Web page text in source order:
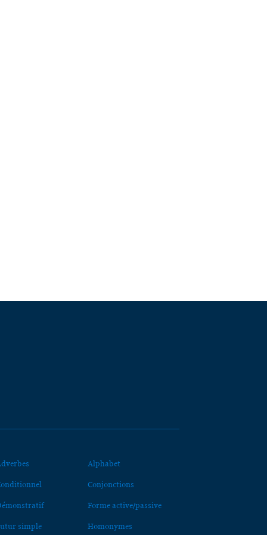
Alphabet
Conjonctions
Forme active/passive
simple Homonymes